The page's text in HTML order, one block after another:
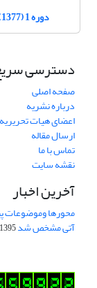
دوره 1 (1377)
دسترسی
صفحه اصلی
درباره نشریه
اعضای هیات تحریریه
ارسال مقاله
تماس با ما
نقشه سایت
آخرین اخبار
محورها وموضوعات
آتی مشخص شد1395-10-07